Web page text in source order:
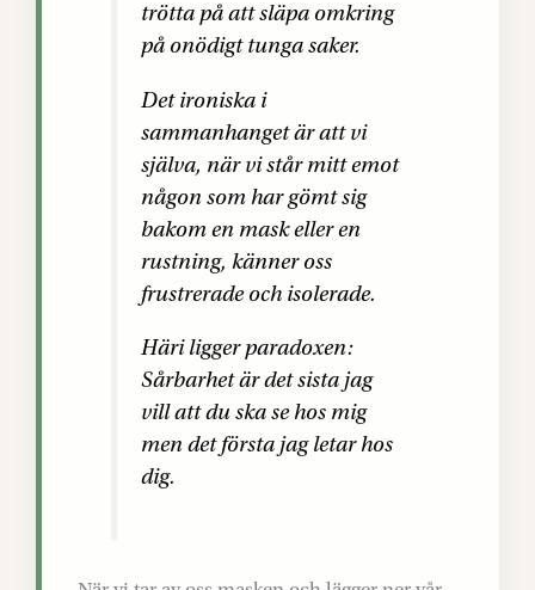
trötta på att släpa omkring
på onödigt tunga saker.
Det ironiska i
sammanhanget är att vi
själva, när vi står mitt emot
någon som har gömt sig
bakom en mask eller en
rustning, känner oss
frustrerade och isolerade.
Häri ligger paradoxen:
Sårbarhet är det sista jag
vill att du ska se hos mig
men det första jag letar hos
dig.